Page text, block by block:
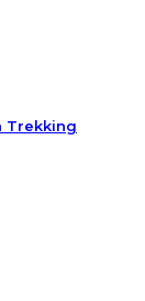
Trekking